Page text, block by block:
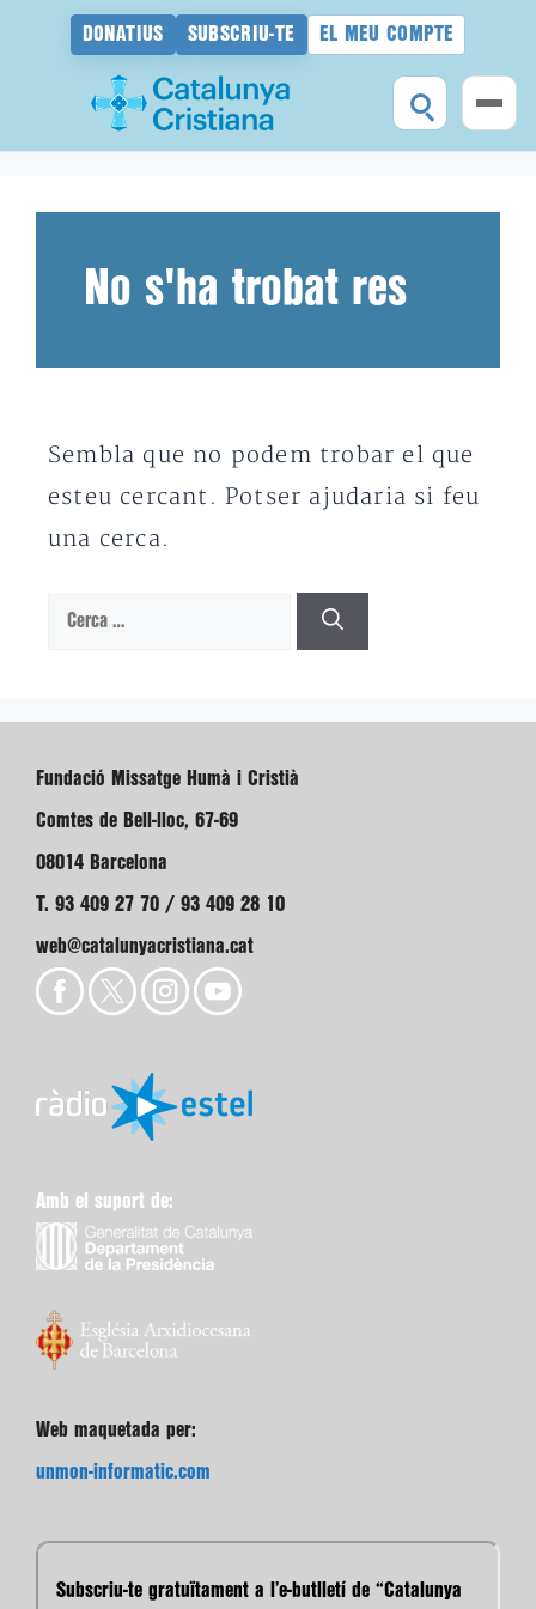
DONATIUS SUBSCRIU-TE EL MEU COMPTE
No s'ha trobat res
Sembla que no podem trobar el que
esteu cercant. Potser ajudaria si feu
una cerca.
Cerca:
Fundació Missatge Humà i Cristià
Comtes de Bell-lloc, 67-69
08014 Barcelona
T. 93 409 27 70 / 93 409 28 10
web@catalunyacristiana.cat
Amb el suport de:
Web maquetada per:
unmon-informatic.com
Subscriu-te gratuïtament a l’e-butlletí de “Catalunya